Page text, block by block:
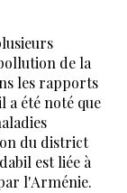
de la
les rapports
a été noté que
du district
est liée à
l'Arménie.